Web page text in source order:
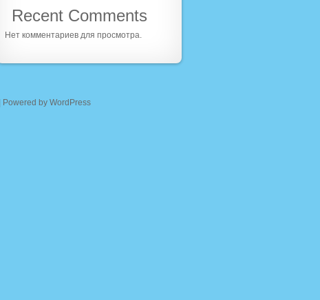
Recent Comments
Нет комментариев для просмотра.
| Powered by WordPress